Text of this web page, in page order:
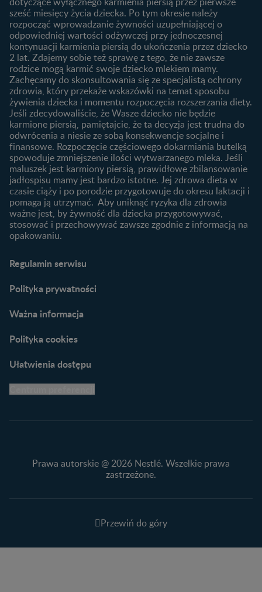
Badania przed ciążą
Planowanie urlopu
macierzyńskiego
Rozwój dziecka
Kalendarz rozwoju dziecka
Skoki rozwojowe
Ząbkowanie u niemowląt
Żywienie dziecka
10 sposobów jak poprawić
laktację
Jakie mleko następne
wybrać dla dziecka?
Jak rozszerzać dietę
niemowlaka?
Przydatne materiały dla
rodziców
Poradniki dla rodziców
Karty do zdjęć dla
Maluszka
Materiały do pobrania
Narzędzia dla rodziców
praktyczne wskazówki
sześć miesięcy życia dziecka. Po tym okresie należy
rozpocząć wprowadzanie żywności uzupełniającej o
odpowiedniej wartości odżywczej przy jednoczesnej
kontynuacji karmienia piersią do ukończenia przez dziecko
2 lat. Zdajemy sobie też sprawę z tego, że nie zawsze
rodzice mogą karmić swoje dziecko mlekiem mamy.
Zachęcamy do skonsultowania się ze specjalistą ochrony
zdrowia, który przekaże wskazówki na temat sposobu
żywienia dziecka i momentu rozpoczęcia rozszerzania diety.
Jeśli zdecydowaliście, że Wasze dziecko nie będzie
karmione piersią, pamiętajcie, że ta decyzja jest trudna do
odwrócenia a niesie ze sobą konsekwencje socjalne i
finansowe. Rozpoczęcie częściowego dokarmiania butelką
spowoduje zmniejszenie ilości wytwarzanego mleka. Jeśli
maluszek jest karmiony piersią, prawidłowe zbilansowanie
jadłospisu mamy jest bardzo istotne. Jej zdrowa dieta w
czasie ciąży i po porodzie przygotowuje do okresu laktacji i
pomaga ją utrzymać. Aby uniknąć ryzyka dla zdrowia
ważne jest, by żywność dla dziecka przygotowywać,
stosować i przechowywać zawsze zgodnie z informacją na
opakowaniu.
Regulamin serwisu
Polityka prywatności
Ważna informacja
Polityka cookies
Ułatwienia dostępu
Prawa autorskie @ 2026 Nestlé. Wszelkie prawa
zastrzeżone.
Przewiń do góry